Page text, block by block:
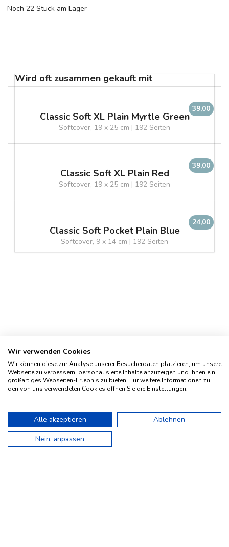
Noch 22 Stück am Lager
Wird oft zusammen gekauft mit
39,00
Classic Soft XL Plain Myrtle Green
Softcover, 19 x 25 cm | 192 Seiten
39,00
Classic Soft XL Plain Red
Softcover, 19 x 25 cm | 192 Seiten
24,00
Classic Soft Pocket Plain Blue
Softcover, 9 x 14 cm | 192 Seiten
Impressum
Geschichte
Kontakt
AGBs
Wir verwenden Cookies
Wir können diese zur Analyse unserer Besucherdaten platzieren, um unsere
Webseite zu verbessern, personalisierte Inhalte anzuzeigen und Ihnen ein
großartiges Webseiten-Erlebnis zu bieten. Für weitere Informationen zu
den von uns verwendeten Cookies öffnen Sie die Einstellungen.
Alle akzeptieren
Ablehnen
Nein, anpassen